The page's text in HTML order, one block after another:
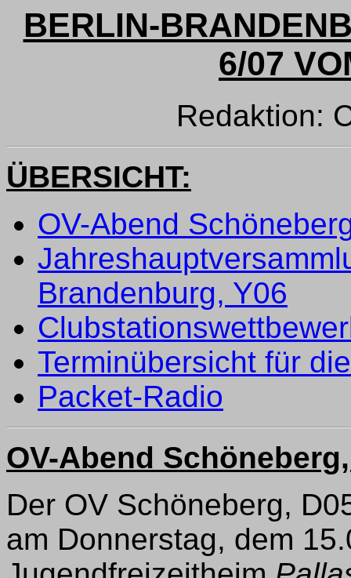
BERLIN-
6/07
Redaktion:
ÜBERSICHT:
OV-Abend
Brandenburg, Y06
Terminübersicht für
Packet-Radio
OV-Abend
Der OV Schöneberg,
am Donnerstag, dem